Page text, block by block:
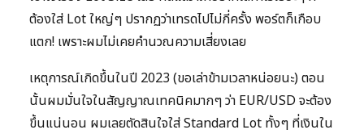
ต้องใส่ Lot ใหญ่ๆ ปรากฏว่าเทรดไปไม่กี่ครั้ง พอร์ตก็เกือบ
แตก! เพราะผมไม่เคยคำนวณความเสี่ยงเลย
เหตุการณ์เกิดขึ้นในปี 2023 (ขอเล่าข้ามเวลาหน่อยนะ) ตอน
นั้นผมมั่นใจในสัญญาณเทคนิคมากๆ ว่า EUR/USD จะต้อง
ขึ้นแน่นอน ผมเลยตัดสินใจใส่ Standard Lot ทั้งๆ ที่เงินใน